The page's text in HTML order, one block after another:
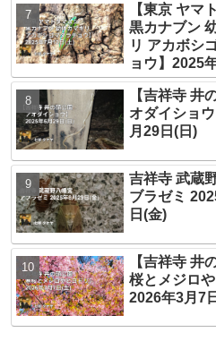
【東京 ヤマ
黒カナブン
リ アカボシ
ョウ】2025
(土)
【吉祥寺 井
オダイショ
月29日(日)
吉祥寺 武蔵
ブラゼミ
日(金)
【吉祥寺 井
桜とメジロや
2026年3月7